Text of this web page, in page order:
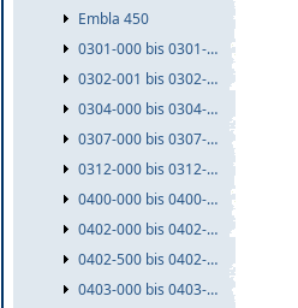
Embla 450
0301-000 bis 0301-999
0302-001 bis 0302-999
0304-000 bis 0304-999
0307-000 bis 0307-999
0312-000 bis 0312-999
0400-000 bis 0400-999
0402-000 bis 0402-499
0402-500 bis 0402-999
0403-000 bis 0403-999